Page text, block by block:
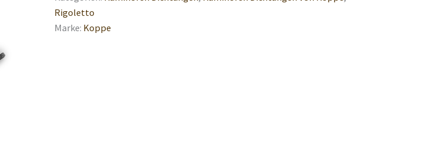
Rigoletto
Marke: Koppe